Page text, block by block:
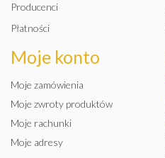
Producenci
Płatności
Moje konto
Moje zamówienia
Moje zwroty produktów
Moje rachunki
Moje adresy